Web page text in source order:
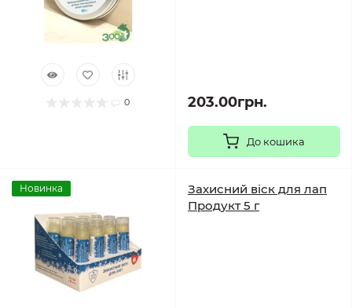
0 203.00грн.
До кошика
Новинка
Захисний віск для лап
Продукт 5 г